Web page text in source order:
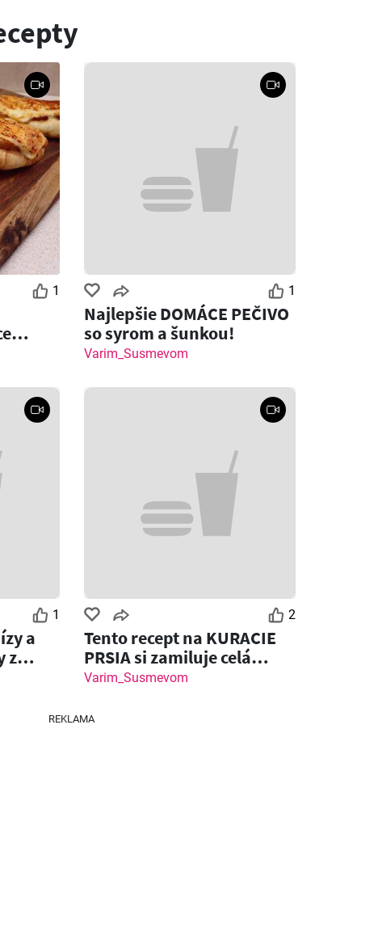
1 1
Najlepšie DOMÁCE PEČIVO
so syrom a šunkou!
Varim_Susmevom
1
a
z
2
Tento recept na KURACIE
PRSIA si zamiluje celá
rodina!
Varim_Susmevom
REKLAMA